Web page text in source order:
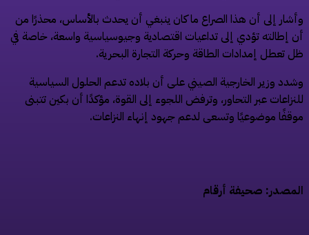
إلى أن هذا الصراع ما كان ينبغي أن يحدث بالأساس، محذرًا من
إطالته تؤدي إلى تداعيات اقتصادية وجيوسياسية واسعة، خاصة في
تعطل إمدادات الطاقة وحركة التجارة البحرية.
وزير الخارجية الصيني على أن بلاده تدعم الحلول السياسية
عبر التحاور، وترفض اللجوء إلى القوة، مؤكدًا أن بكين تتبنى
موضوعيًا وتسعى لدعم جهود إنهاء النزاعات.
صحيفة أرقام